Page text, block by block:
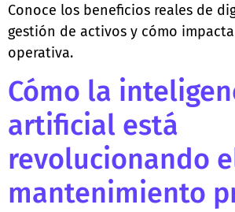
Conoce los beneficios reales de
gestión de activos y cómo
operativa.
Cómo la
artificial está
revolucionando
mantenimiento